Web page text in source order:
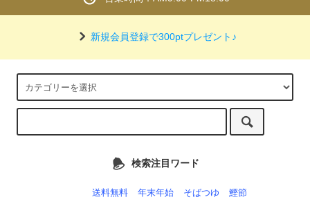
新規会員登録で300ptプレゼント♪
検索注目ワード
送料無料 年末年始 そばつゆ 鰹節